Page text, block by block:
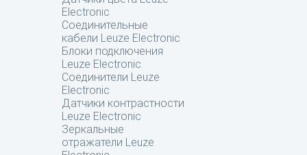
Electronic
Соединительные
кабели Leuze Electronic
Блоки подключения
Leuze Electronic
Соединители Leuze
Electronic
Датчики контрастности
Leuze Electronic
Зеркальные
отражатели Leuze